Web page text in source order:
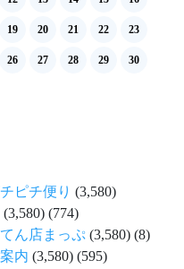
19 20 21 22 23
26 27 28 29 30
ピチ便り (3,580)
(3,580) (774)
ん店まっぷ (3,580) (8)
内 (3,580) (595)